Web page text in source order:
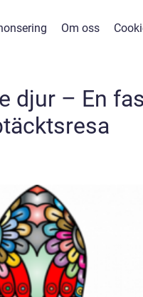
Om oss
djur – En